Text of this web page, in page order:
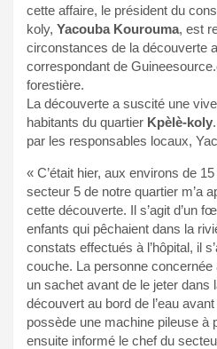
cette affaire, le président du
koly, Yacouba Kourouma, est
circonstances de la découverte
correspondant de
forestière.
La découverte a suscité une
habitants du quartier Kpèlè-koly
par les responsables locaux,
« C’était hier, aux environs de
secteur 5 de notre quartier m’a
cette découverte. Il s’agit d’un
enfants qui pêchaient dans la
constats effectués à l’hôpital, il
couche. La personne
un sachet avant de le jeter dans
découvert au bord de l’eau
possède une machine pileuse à
ensuite informé le chef du